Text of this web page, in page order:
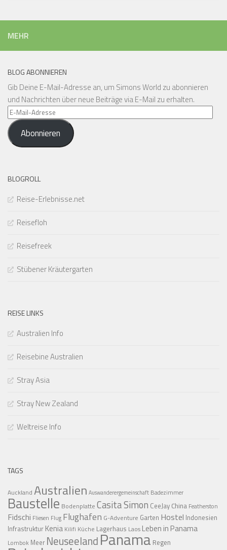
MEHR
BLOG ABONNIEREN
Gib Deine E-Mail-Adresse an, um Simons World zu abonnieren
und Nachrichten über neue Beiträge via E-Mail zu erhalten.
E-
Mail-
AdresseAbonnieren
BLOGROLL
Reise-Erlebnisse.net
Reisefloh
Reisefreek
Stübener Kräutergarten
REISE LINKS
Australien Info
Reisebine Australien
Stray Asia
Stray New Zealand
Weltreise Info
TAGS
Auckland Australien Auswanderergemeinschaft Badezimmer
Baustelle Bodenplatte Casita Simon CeeJay China Featherston
Fidschi Fliesen Flug Flughafen G-Adventure Garten Hostel Indonesien
Infrastruktur Kenia Kilifi Küche Lagerhaus Laos Leben in Panama
Lombok Meer NeuseelandPanama Regen